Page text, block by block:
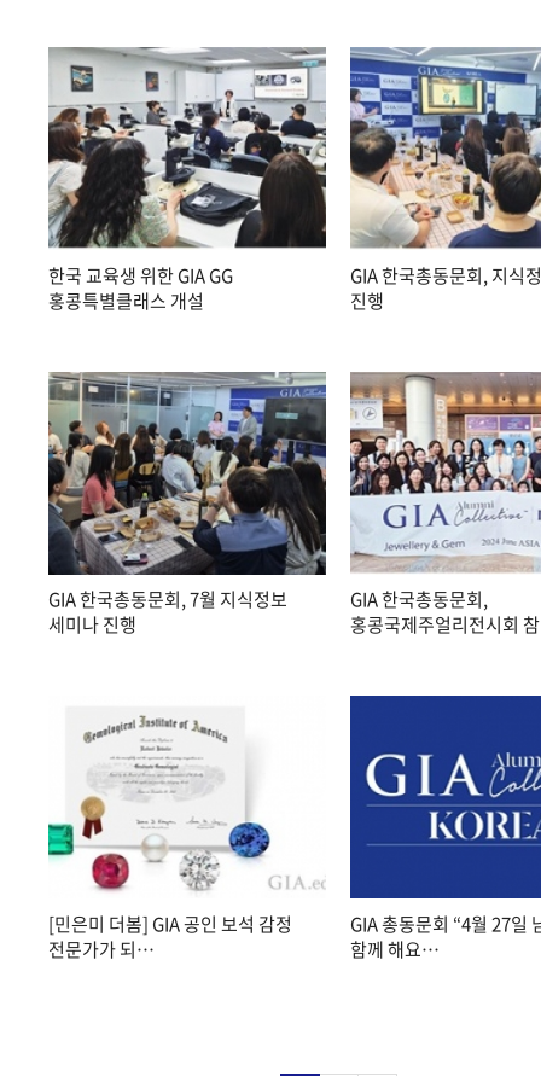
한국 교육생 위한 GIA GG
홍콩특별클래스 개설
GIA 한국총동문회, 지식
진행
GIA 한국총동문회, 7월 지식정보
세미나 진행
GIA 한국총동문회,
홍콩국제주얼리전시회
[민은미 더봄] GIA 공인 보석 감정
전문가가 되…
GIA 총동문회 “4월 27일
함께 해요…